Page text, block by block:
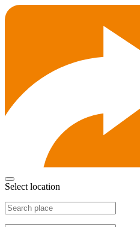
Select location